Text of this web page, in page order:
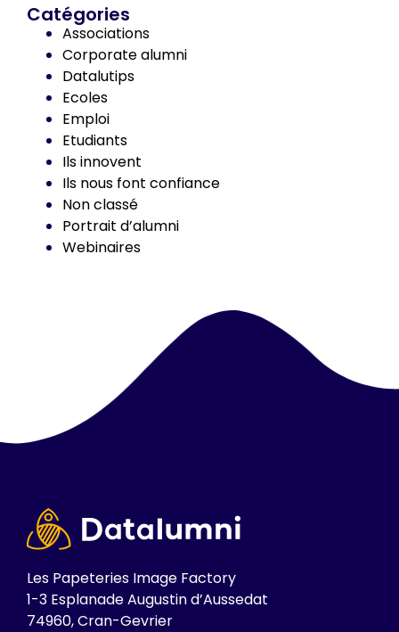
Catégories
Associations
Corporate alumni
Datalutips
Ecoles
Emploi
Etudiants
Ils innovent
Ils nous font confiance
Non classé
Portrait d’alumni
Webinaires
Les Papeteries Image Factory
1-3 Esplanade Augustin d’Aussedat
74960, Cran-Gevrier